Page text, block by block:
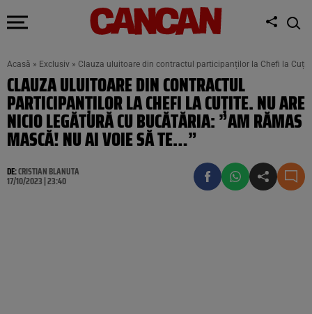
Acasă » Exclusiv » Clauza uluitoare din contractul participanților la Chefi la
CLAUZA ULUITOARE DIN CONTRACTUL
PARTICIPANȚILOR LA CHEFI LA CUȚITE. NU ARE
NICIO LEGĂTURĂ CU BUCĂTĂRIA: ”AM RĂMAS
MASCĂ! NU AI VOIE SĂ TE…”
DE:CRISTIAN BLANUTA
17/10/2023 | 23:40